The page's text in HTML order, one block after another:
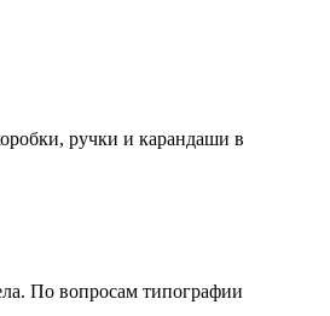
ручки и карандаши в
По вопросам типографии